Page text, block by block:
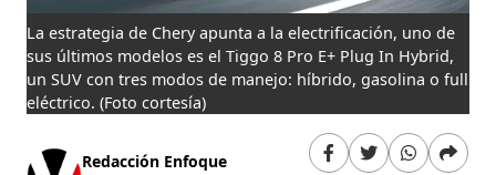
La estrategia de Chery apunta a la electrificación, uno de
sus últimos modelos es el Tiggo 8 Pro E+ Plug In Hybrid,
un SUV con tres modos de manejo: híbrido, gasolina o full
eléctrico.​​​​ (Foto cortesía)
Redacción Enfoque